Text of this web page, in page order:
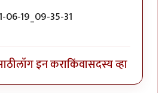
लॉग इन कराकिंवासदस्य व्हा